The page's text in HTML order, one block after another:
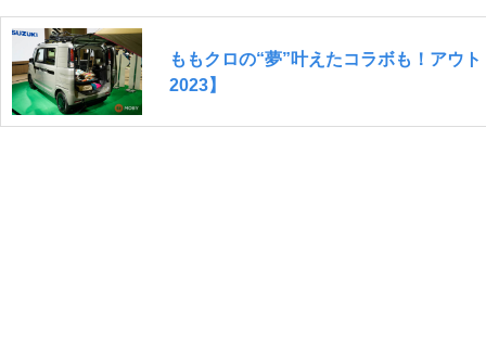
ももクロの“夢”叶えたコラボも！アウ
2023】